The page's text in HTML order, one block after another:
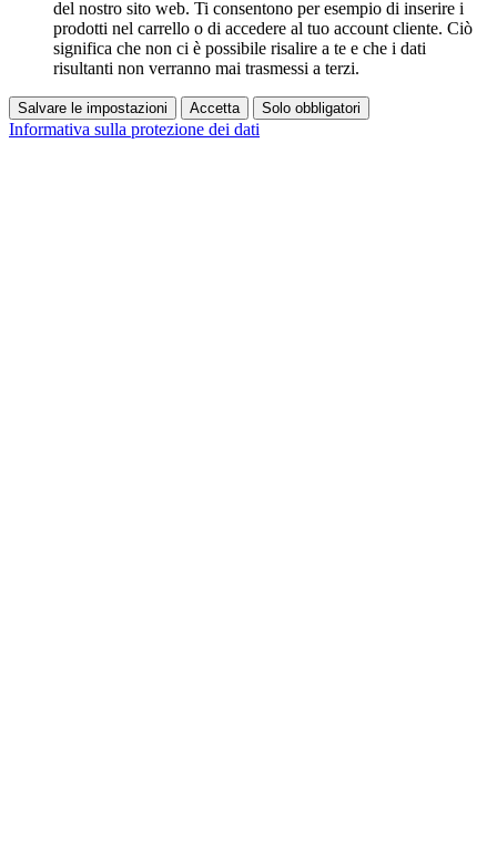
del nostro sito web. Ti consentono per esempio di inserire i
prodotti nel carrello o di accedere al tuo account cliente. Ciò
significa che non ci è possibile risalire a te e che i dati
risultanti non verranno mai trasmessi a terzi.
Salvare le impostazioni Accetta Solo obbligatori
Informativa sulla protezione dei dati